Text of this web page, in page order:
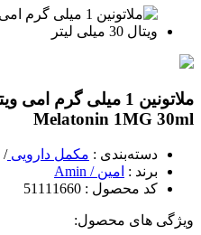
ملاتونین 1 میلی گرم امی ویتال 30 میلی لیتر
Melatonin 1MG 30ml
دسته‌بندی : مکمل دارویی/
برند : امین / Amin
کد محصول : 51111660
ویژگی های محصول: